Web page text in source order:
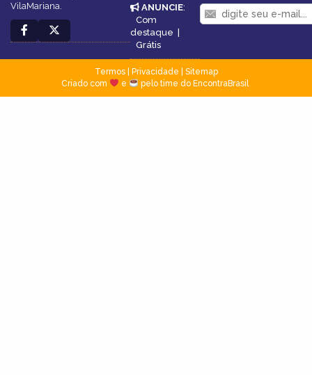
VilaMariana.
ANUNCIE:
Com
destaque
Grátis
Termos| Privacidade
Sitemap
Criado com
e pelo time do EncontraBrasil